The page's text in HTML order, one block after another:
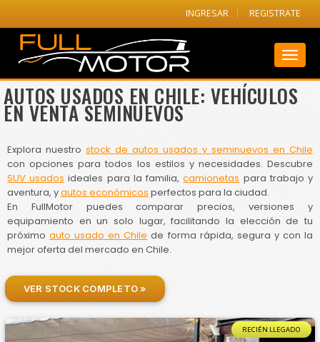
INGRESAR REGISTRATE
AUTOS USADOS EN CHILE: VEHÍCULOS
EN VENTA SEMINUEVOS
Explora nuestro stock de autos usados y seminuevos en Chile
con opciones para todos los estilos y necesidades. Descubre
SUV usados ideales para la familia,camionetas para trabajo y
aventura, yautos económicos perfectos para la ciudad.
En FullMotor puedes comparar precios, versiones y
equipamiento en un solo lugar, facilitando la elección de tu
próximoauto usado en Chile de forma rápida, segura y con la
mejor oferta del mercado en Chile.
VER STOCK COMPLETO »
RECIÉN LLEGADO